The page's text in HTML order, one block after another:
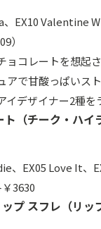
EX10 Valentine
）
ョコレートを想起
アで甘酸っぱいス
イデザイナー2種を
（チーク・ハイ
、EX05 Love It、
3630
プ スフレ（リッ